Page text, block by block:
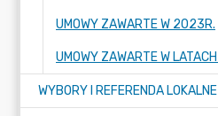
UMOWY ZAWARTE W 2023R.
WYBORY I REFERENDA LOKALNE